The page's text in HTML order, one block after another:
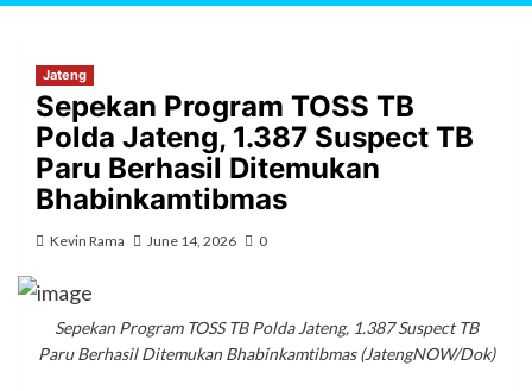
Jateng
Sepekan Program TOSS TB
Polda Jateng, 1.387 Suspect TB
Paru Berhasil Ditemukan
Bhabinkamtibmas
Kevin Rama June 14, 2026 0
Sepekan Program TOSS TB Polda Jateng, 1.387 Suspect TB
Paru Berhasil Ditemukan Bhabinkamtibmas (JatengNOW/Dok)